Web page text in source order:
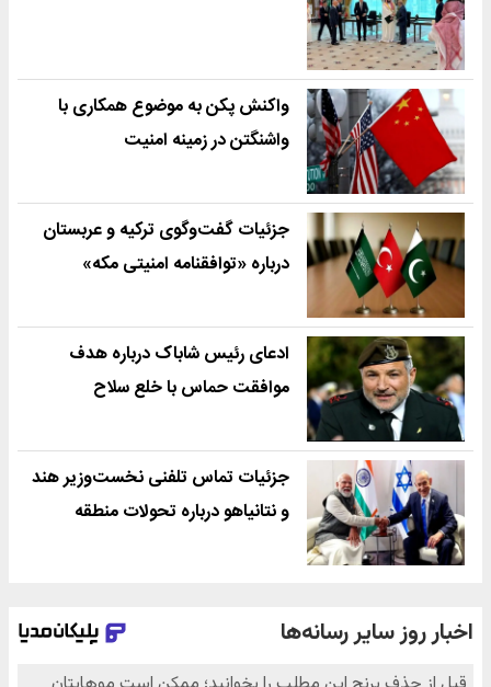
واکنش پکن به موضوع همکاری با
واشنگتن در زمینه امنیت
جزئیات گفت‌وگوی ترکیه و عربستان
درباره «توافقنامه امنیتی مکه»
ادعای رئیس شاباک درباره هدف
موافقت حماس با خلع سلاح
جزئیات تماس تلفنی نخست‌وزیر هند
و نتانیاهو درباره تحولات منطقه